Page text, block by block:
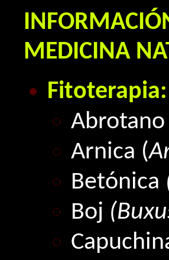
MEDICINA
Fitoterapia:
Arnica (
Betónica
Boj